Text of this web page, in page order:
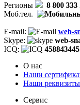
Регионы
8 800 333
Моб.тел.
E-mail:
web-
Skype:
web-
ICQ:
458843445
О нас
Наши
Наши реквизиты
Сервис